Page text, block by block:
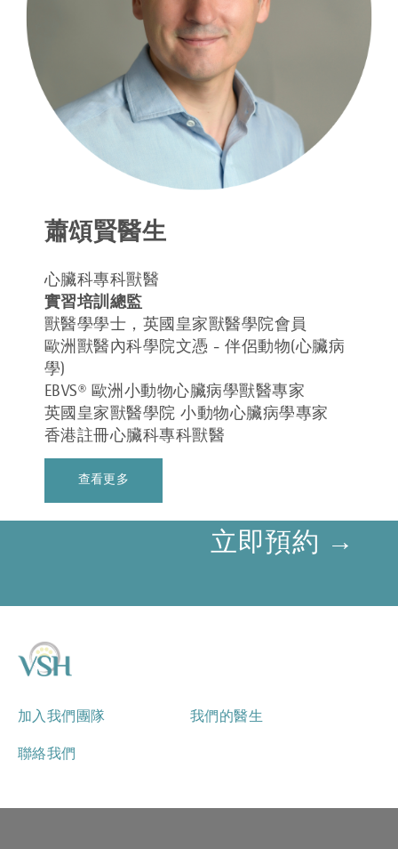
蕭頌賢醫生
心臟科專科獸醫
實習培訓總監
獸醫學學士，英國皇家獸醫學院會員
歐洲獸醫內科學院文憑 - 伴侶動物(心臟病
學)
EBVS® 歐洲小動物心臟病學獸醫專家
英國皇家獸醫學院 小動物心臟病學專家
香港註冊心臟科專科獸醫
查看更多
立即預約 →
加入我們團隊 我們的醫生
聯絡我們